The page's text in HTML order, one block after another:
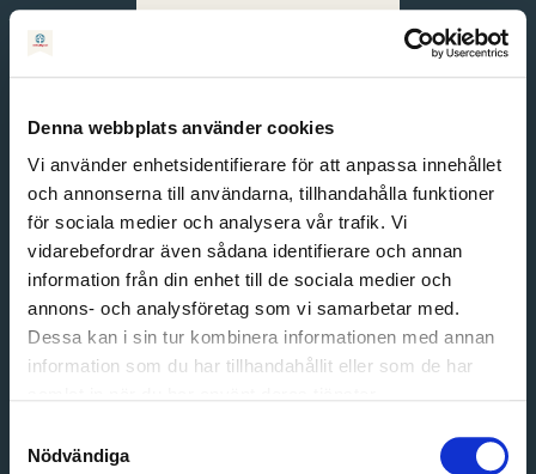
Denna webbplats använder cookies
Vi använder enhetsidentifierare för att anpassa innehållet
och annonserna till användarna, tillhandahålla funktioner
för sociala medier och analysera vår trafik. Vi
vidarebefordrar även sådana identifierare och annan
information från din enhet till de sociala medier och
annons- och analysföretag som vi samarbetar med.
Dessa kan i sin tur kombinera informationen med annan
information som du har tillhandahållit eller som de har
Nödvändiga
English
Svenska
Email address